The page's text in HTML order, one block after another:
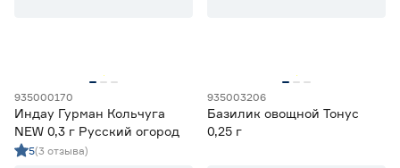
935000170
Индау Гурман Кольчуга
NEW 0,3 г Русский огород
5(3 отзыва)
935003206
Базилик овощной Тонус
0,25 г